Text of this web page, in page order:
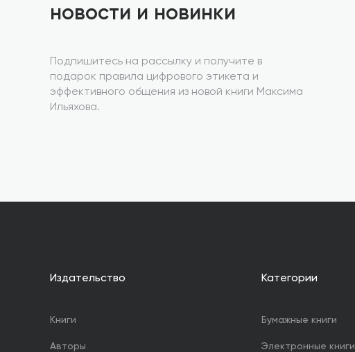
новости и новинки
Подпишитесь на рассылку и получите в
подарок правила цифрового этикета и
эффективного общения из новой книги Максима
Ильяхова.
Издательство
Книги
Авторы
Категории
Бумажные книги
Электронные книги